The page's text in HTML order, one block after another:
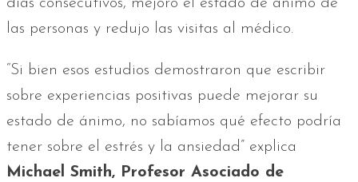
días consecutivos, mejoró el estado de ánimo de
las personas y redujo las visitas al médico.
“Si bien esos estudios demostraron que escribir
sobre experiencias positivas puede mejorar su
estado de ánimo, no sabíamos qué efecto podría
tener sobre el estrés y la ansiedad” explica
Michael Smith, Profesor Asociado de